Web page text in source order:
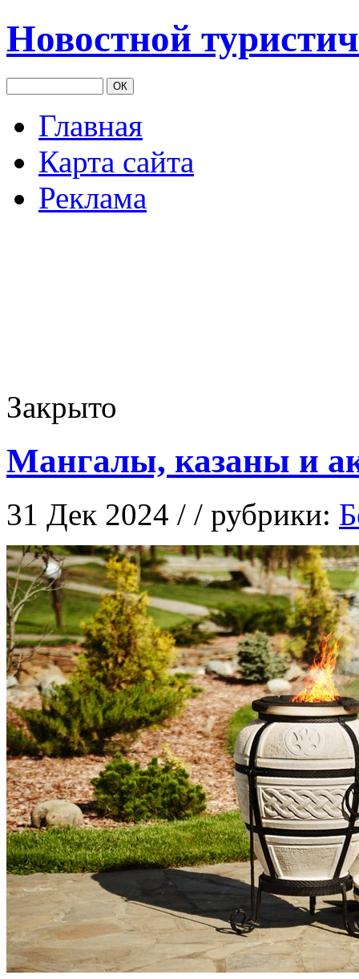
Новостной
Главная
Карта сайта
Реклама
Закрыто
Мангалы, казаны и
31 Дек 2024 / / рубрики: